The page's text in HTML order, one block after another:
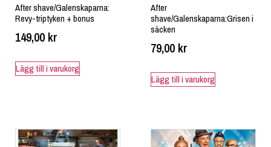
After shave/Galenskaparna:
Revy-triptyken + bonus
149,00 kr
Lägg till i varukorg
After
shave/Galenskaparna:Grisen i
säcken
79,00 kr
Lägg till i varukorg